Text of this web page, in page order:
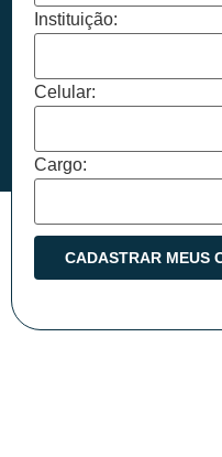
Instituição:
Celular:
Cargo: